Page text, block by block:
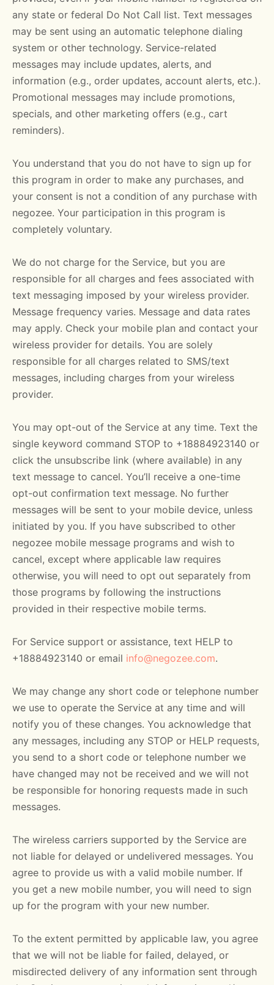
any state or federal Do Not Call list. Text messages
may be sent using an automatic telephone dialing
system or other technology. Service-related
messages may include updates, alerts, and
information (e.g., order updates, account alerts, etc.).
Promotional messages may include promotions,
specials, and other marketing offers (e.g., cart
reminders).
You understand that you do not have to sign up for
this program in order to make any purchases, and
your consent is not a condition of any purchase with
negozee. Your participation in this program is
completely voluntary.
We do not charge for the Service, but you are
responsible for all charges and fees associated with
text messaging imposed by your wireless provider.
Message frequency varies. Message and data rates
may apply. Check your mobile plan and contact your
wireless provider for details. You are solely
responsible for all charges related to SMS/text
messages, including charges from your wireless
provider.
You may opt-out of the Service at any time. Text the
single keyword command STOP to +18884923140 or
click the unsubscribe link (where available) in any
text message to cancel. You’ll receive a one-time
opt-out confirmation text message. No further
messages will be sent to your mobile device, unless
initiated by you. If you have subscribed to other
negozee mobile message programs and wish to
cancel, except where applicable law requires
otherwise, you will need to opt out separately from
those programs by following the instructions
provided in their respective mobile terms.
For Service support or assistance, text HELP to
+18884923140 or email info@negozee.com.
We may change any short code or telephone number
we use to operate the Service at any time and will
notify you of these changes. You acknowledge that
any messages, including any STOP or HELP requests,
you send to a short code or telephone number we
have changed may not be received and we will not
be responsible for honoring requests made in such
messages.
The wireless carriers supported by the Service are
not liable for delayed or undelivered messages. You
agree to provide us with a valid mobile number. If
you get a new mobile number, you will need to sign
up for the program with your new number.
To the extent permitted by applicable law, you agree
that we will not be liable for failed, delayed, or
misdirected delivery of any information sent through